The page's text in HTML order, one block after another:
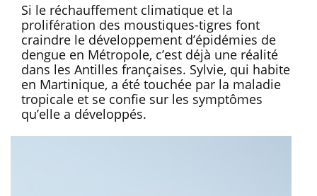
Si le réchauffement climatique et la
prolifération des moustiques-tigres font
craindre le développement d’épidémies de
dengue en Métropole, c’est déjà une réalité
dans les Antilles françaises. Sylvie, qui habite
en Martinique, a été touchée par la maladie
tropicale et se confie sur les symptômes
qu’elle a développés.